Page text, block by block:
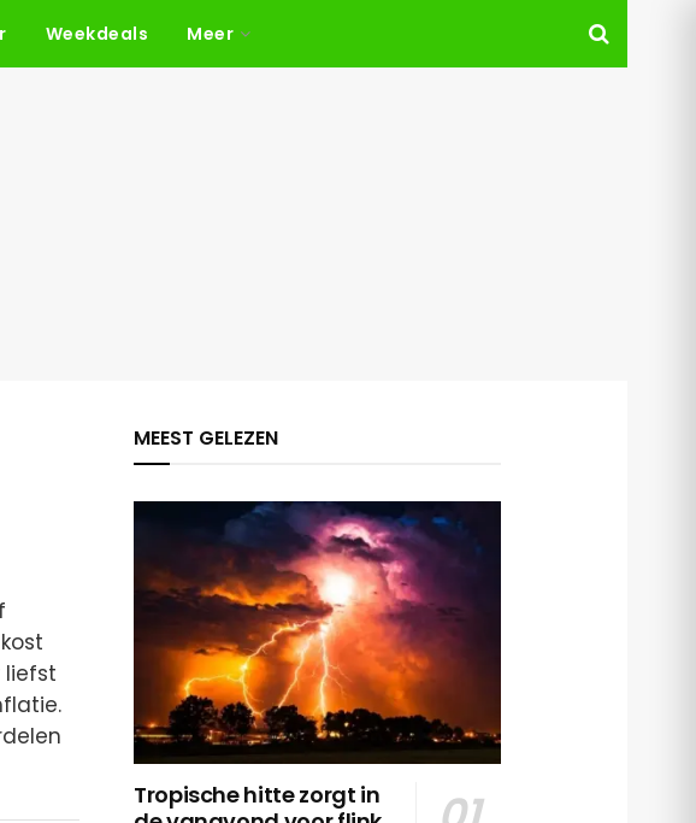
Weekdeals Meer
liefst
MEEST GELEZEN
Tropische hitte zorgt in